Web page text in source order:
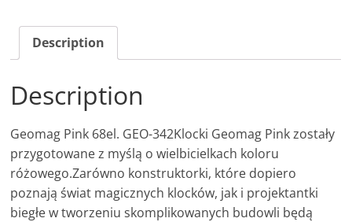
Description
Description
Geomag Pink 68el. GEO-342Klocki Geomag Pink zostały
przygotowane z myślą o wielbicielkach koloru
różowego.Zarówno konstruktorki, które dopiero
poznają świat magicznych klocków, jak i projektantki
biegłe w tworzeniu skomplikowanych budowli będą